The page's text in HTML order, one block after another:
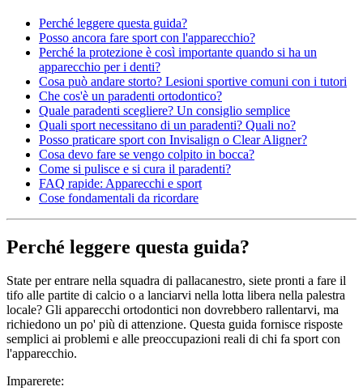
Perché leggere questa guida?
Posso ancora fare sport con l'apparecchio?
Perché la protezione è così importante quando si ha un
apparecchio per i denti?
Cosa può andare storto? Lesioni sportive comuni con i tutori
Che cos'è un paradenti ortodontico?
Quale paradenti scegliere? Un consiglio semplice
Quali sport necessitano di un paradenti? Quali no?
Posso praticare sport con Invisalign o Clear Aligner?
Cosa devo fare se vengo colpito in bocca?
Come si pulisce e si cura il paradenti?
FAQ rapide: Apparecchi e sport
Cose fondamentali da ricordare
Perché leggere questa guida?
State per entrare nella squadra di pallacanestro, siete pronti a fare il
tifo alle partite di calcio o a lanciarvi nella lotta libera nella palestra
locale? Gli apparecchi ortodontici non dovrebbero rallentarvi, ma
richiedono un po' più di attenzione. Questa guida fornisce risposte
semplici ai problemi e alle preoccupazioni reali di chi fa sport con
l'apparecchio.
Imparerete: